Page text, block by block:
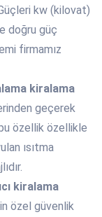
kw (kilovat)
doğru güç
firmamız
kiralama
geçerek
özellik özellikle
ısıtma
kiralama
özel güvenlik